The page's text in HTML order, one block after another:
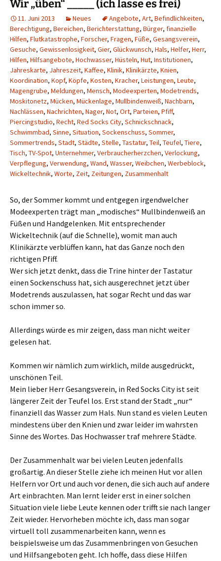
Wir „üben“ _____ (ich lasse es frei)
11. Juni 2013 Neues Angebote, Art, Befindlichkeiten,
Berechtigung, Bereichen, Berichterstattung, Bürger, finanzielle
Hilfen, Flutkatastrophe, Forscher, Fragen, Füße, Gesangsverein,
Gesuche, Gewissenlosigkeit, Gier, Glückwunsch, Hals, Helfer, Herr,
Hilfen, Hilfsangebote, Hochwasser, Hüsteln, Hut, Institutionen,
Jahreskarte, Jahreszeit, Kaffee, Klinik, Klinikärzte, Knien,
Koordination, Kopf, Köpfe, Kosten, Kracher, Leistungen, Leute,
Magengrube, Meldungen, Mensch, Modeexperten, Modetrends,
Moskitonetz, Mücken, Mückenlage, Mullbindenweiß, Nachbarn,
Nachlässen, Nachrichten, Nager, Not, Ort, Parteien, Pfiff,
Piercingstudio, Recht, Red Socks City, Schnickschnack,
Schwimmbad, Sinne, Situation, Sockenschuss, Sommer,
Sommertrends, Stadt, Städte, Stelle, Tastatur, Teil, Teufel, Tiere,
Tisch, TV-Spot, Unternehmer, Verbraucherherzchen, Verlockung,
Verpflegung, Verwendung, Wand, Wasser, Weibchen, Werbeblock,
Wickeltechnik, Worte, Zeit, Zeitungen, Zusammenhalt
So, der Sommer kommt und entgegen irgendwelcher
Modeexperten trägt man „modisches“ Mullbindenweiß an
Füßen und Handgelenken. Mit entsprechender
Wickeltechnik (auf die Schnelle), womit man auch
Klinikärzte verblüffen kann, hat das Ganze noch den
richtigen Pfiff.
Wer sich jetzt denkt, dass die Trine hinter der Tastatur
einen Sockenschuss hat, sich ausgerechnet jetzt über
Modetrends auszulassen, hat sogar Recht und das war
schon immer so.
Allerdings würde es mir zeigen, dass man nicht weiter
gelesen hat.
Kommen wir nämlich zum wirklich, milde ausgedrückt,
unschönen Teil.
Mein lieber Herr Gesangsverein, in Red Socks City ist seit
längerer Zeit der Teufel los. Erst stand der Stadt „nur“
finanziell das Wasser zum Hals. Nun stand es vielen Leuten
mindestens über den Knien und zwar leider im wahrsten
Sinne des Wortes. Das Hochwasser traf mehrere Städte.
Der Zusammenhalt war bei vielen Leuten jedenfalls
großartig. An dieser Stelle ziehe ich meinen Hut vor allen
Helfern vor Ort und auch vor denen, die sich auch auf andere
Art einbrachten. Man lernt leider erst in einer solchen
Situation viele liebe Leute kennen oder trifft sie nach langer
Zeit wieder. Hervorheben möchte ich, dass man sogar
virtuell toll zusammenarbeiten kann, wenn es
beispielsweise um das Zusammenbringen von Gesuchen
und Hilfsangeboten geht. Ich hoffe, dass diese Hilfen